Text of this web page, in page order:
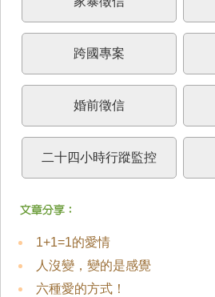
跨國專案
婚前徵信
二十四小時行蹤監控
1+1=1的愛情
人沒變，變的是感覺
六種愛的方式！